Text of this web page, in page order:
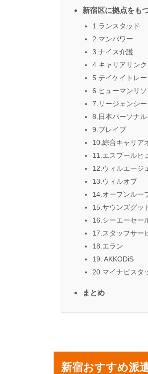
新宿区に拠点をも
1.ランスタッド
2.マンパワー
3.ナイス介護
4.キャリアリンク
5.テイケイトレー
6.ヒューマンリ
7.リージェンシー
8.日本パーソナ
9.ブレイブ
10.綜合キャリア
11.エスプールヒ
12.ウィルエージ
13.ウィルオブ
14.オープンルー
15.サウンズグッ
16.シーエーセー
17.スタッフサー
18.エラン
19. AKKODiS
20.マイナビスタ
まとめ
新宿おすすめ派